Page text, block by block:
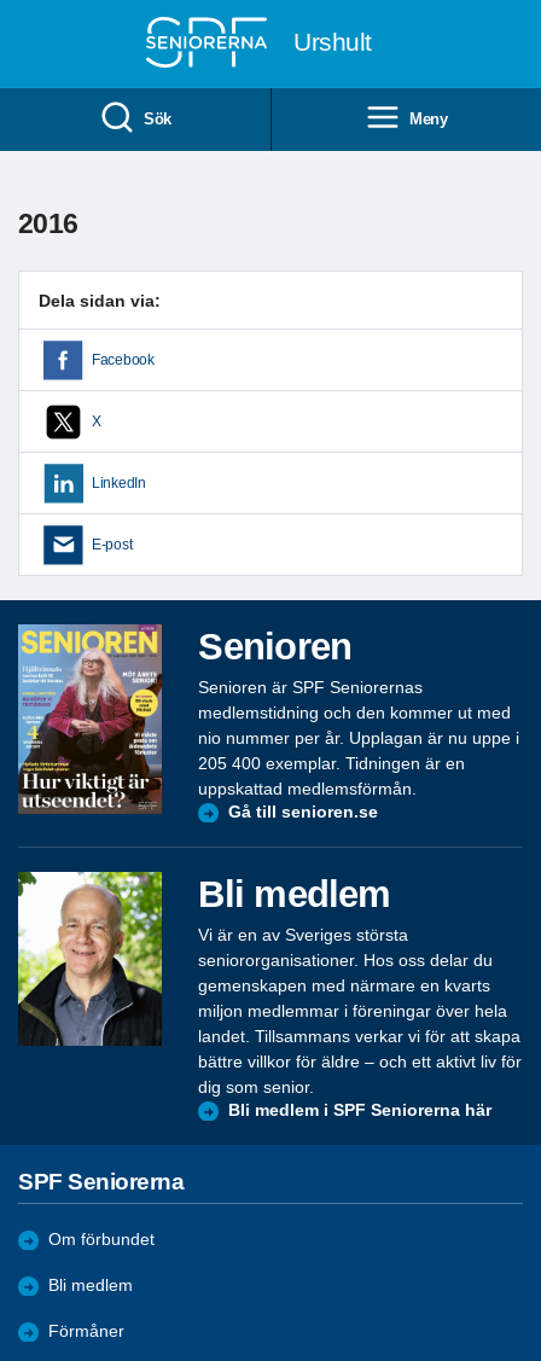
Urshult
Sök Meny
2016
Dela sidan via:
Facebook
X
LinkedIn
E-post
Senioren
Senioren är SPF Seniorernas
medlemstidning och den kommer ut med
nio nummer per år. Upplagan är nu uppe i
205 400 exemplar. Tidningen är en
uppskattad medlemsförmån.
Gå till senioren.se
Bli medlem
Vi är en av Sveriges största
seniororganisationer. Hos oss delar du
gemenskapen med närmare en kvarts
miljon medlemmar i föreningar över hela
landet. Tillsammans verkar vi för att skapa
bättre villkor för äldre – och ett aktivt liv för
dig som senior.
Bli medlem i SPF Seniorerna här
SPF Seniorerna
Om förbundet
Bli medlem
Förmåner